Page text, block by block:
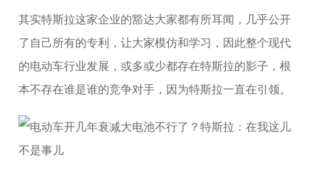
其实特斯拉这家企业的豁达大家都有所耳闻，几乎公开
了自己所有的专利，让大家模仿和学习，因此整个现代
的电动车行业发展，或多或少都存在特斯拉的影子，根
本不存在谁是谁的竞争对手，因为特斯拉一直在引领。